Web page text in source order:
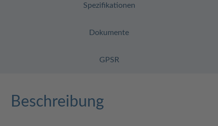
Spezifikationen
Dokumente
GPSR
Beschreibung